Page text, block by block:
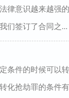
律意识越来越强
们签订了合同之...
条件的时候可以
化抢劫罪的条件